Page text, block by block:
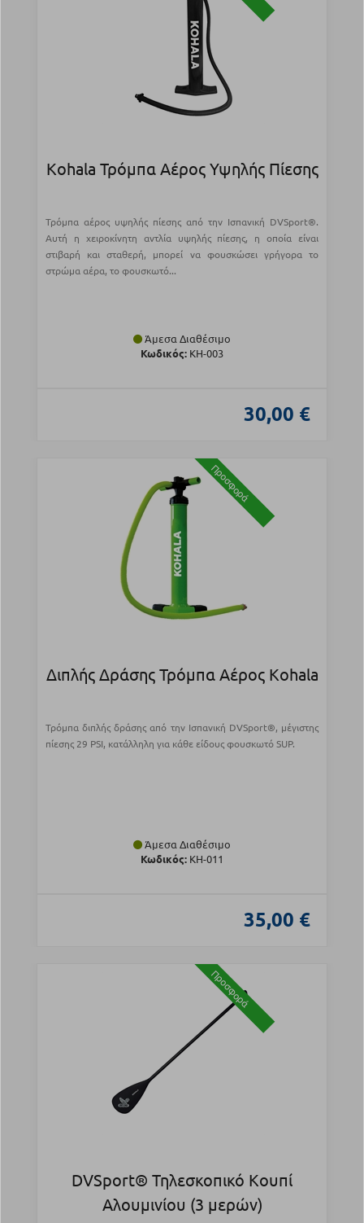
Kohala Τρόμπα Αέρος Υψηλής Πίεσης
Τρόμπα αέρος υψηλής πίεσης από την Ισπανική DVSport®.
Αυτή η χειροκίνητη αντλία υψηλής πίεσης, η οποία είναι
στιβαρή και σταθερή, μπορεί να φουσκώσει γρήγορα το
στρώμα αέρα, το φουσκωτό...
Άμεσα Διαθέσιμο
Κωδικός: KH-003
30,00 €
Προσφορά
Διπλής Δράσης Τρόμπα Αέρος Kohala
Τρόμπα διπλής δράσης από την Ισπανική DVSport®, μέγιστης
πίεσης 29 PSI, κατάλληλη για κάθε είδους φουσκωτό SUP.
Άμεσα Διαθέσιμο
Κωδικός: KH-011
35,00 €
Προσφορά
DVSport® Τηλεσκοπικό Κουπί
Αλουμινίου (3 μερών)